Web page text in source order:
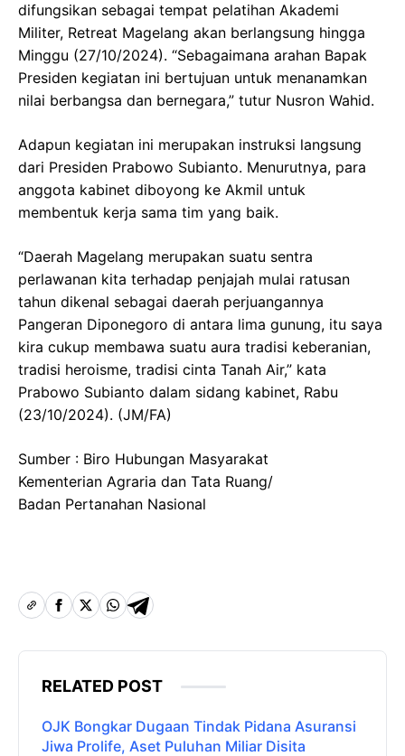
difungsikan sebagai tempat pelatihan Akademi
Militer, Retreat Magelang akan berlangsung hingga
Minggu (27/10/2024). “Sebagaimana arahan Bapak
Presiden kegiatan ini bertujuan untuk menanamkan
nilai berbangsa dan bernegara,” tutur Nusron Wahid.
Adapun kegiatan ini merupakan instruksi langsung
dari Presiden Prabowo Subianto. Menurutnya, para
anggota kabinet diboyong ke Akmil untuk
membentuk kerja sama tim yang baik.
“Daerah Magelang merupakan suatu sentra
perlawanan kita terhadap penjajah mulai ratusan
tahun dikenal sebagai daerah perjuangannya
Pangeran Diponegoro di antara lima gunung, itu saya
kira cukup membawa suatu aura tradisi keberanian,
tradisi heroisme, tradisi cinta Tanah Air,” kata
Prabowo Subianto dalam sidang kabinet, Rabu
(23/10/2024). (JM/FA)
Sumber : Biro Hubungan Masyarakat
Kementerian Agraria dan Tata Ruang/
Badan Pertanahan Nasional
RELATED POST
OJK Bongkar Dugaan Tindak Pidana Asuransi
Jiwa Prolife, Aset Puluhan Miliar Disita